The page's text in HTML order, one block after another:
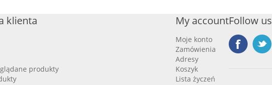
klienta
produkty
My account
Moje konto
Zamówienia
Adresy
Koszyk
Lista życzeń
Follow us